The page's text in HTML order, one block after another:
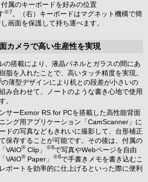
付属のキーボードを好みの位置
※7 。（右）キーボードはマグネット機構で簡
画面を保護して持ち運べます。
カメラで高い生産性を実現
の搭載により、液晶パネルとガラスの間にあ
脂を入れたことで、高いタッチ精度を実現。
の薄型デザインにより机との段差が小さいの
み合わせて、ノートのような書き心地で使用
。
サーExmor RS for PCを搭載した高性能背面
ング用アプリケーション「CamScanner」に
ドの写真などもきれいに撮影して、台形補正
保存することが可能です。その後は、付属の
VAIO® Clip」 ※8で写真やWebページを自由
VAIO® Paper」 ※8で手書きメモを書き込むこ
ポートを効率的に仕上げるといった際に便利